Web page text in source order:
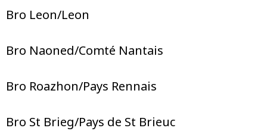
Bro Leon/Leon
Bro Naoned/Comté Nantais
Bro Roazhon/Pays Rennais
Bro St Brieg/Pays de St Brieuc